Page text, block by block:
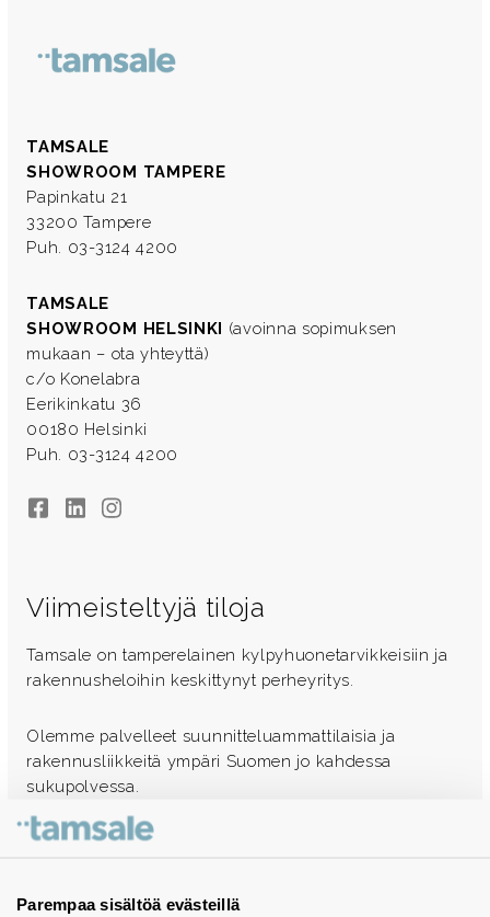
Parempaa sisältöä evästeillä
TAMSALE
SHOWROOM TAMPERE
Papinkatu 21
33200 Tampere
Puh. 03-3124 4200
TAMSALE
SHOWROOM HELSINKI (avoinna sopimuksen
mukaan – ota yhteyttä)
c/o Konelabra
Eerikinkatu 36
00180 Helsinki
Puh. 03-3124 4200
FacebookLinkedInInstagram
Viimeisteltyjä tiloja
Tamsale on tamperelainen kylpyhuonetarvikkeisiin ja
rakennusheloihin keskittynyt perheyritys.
Olemme palvelleet suunnitteluammattilaisia ja
rakennusliikkeitä ympäri Suomen jo kahdessa
sukupolvessa.
Ota yhteyttä - autamme mielellämme
Tuotekuvastot